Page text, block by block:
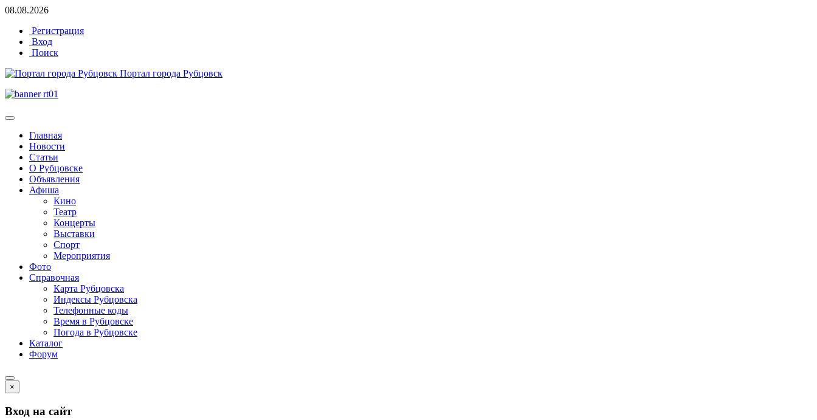
08.08.2026
Регистрация
Вход
Поиск
Портал города Рубцовск
Главная
Новости
Статьи
О Рубцовске
Объявления
Афиша
Кино
Театр
Концерты
Выставки
Спорт
Мероприятия
Фото
Справочная
Карта Рубцовска
Индексы Рубцовска
Телефонные коды
Время в Рубцовске
Погода в Рубцовске
Каталог
Форум
×
Вход на сайт